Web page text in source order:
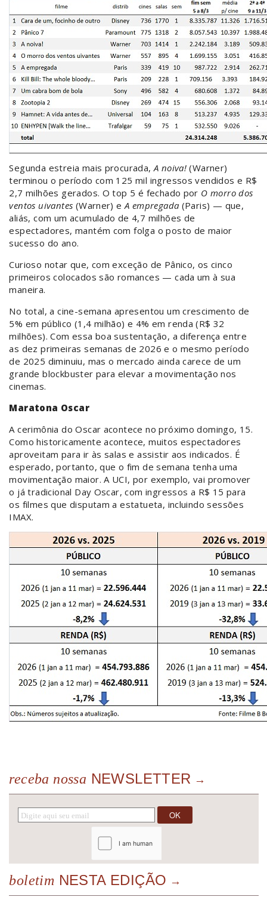
Segunda estreia mais procurada,A noiva!(Warner)
terminou o período com 125 mil ingressos vendidos e R$
2,7 milhões gerados. O top 5 é fechado por O morro dos
ventos uivantes (Warner) eA empregada (Paris) — que,
aliás, com um acumulado de 4,7 milhões de
espectadores, mantém com folga o posto de maior
sucesso do ano.
Curioso notar que, com exceção de Pânico, os cinco
primeiros colocados são romances — cada um à sua
maneira.
No total, a cine-semana apresentou um crescimento de
5% em público (1,4 milhão) e 4% em renda (R$ 32
milhões). Com essa boa sustentação, a diferença entre
as dez primeiras semanas de 2026 e o mesmo período
de 2025 diminuiu, mas o mercado ainda carece de um
grande blockbuster para elevar a movimentação nos
cinemas.
Maratona Oscar
A cerimônia do Oscar acontece no próximo domingo, 15.
Como historicamente acontece, muitos espectadores
aproveitam para ir às salas e assistir aos indicados. É
esperado, portanto, que o fim de semana tenha uma
movimentação maior. A UCI, por exemplo, vai promover
o já tradicional Day Oscar, com ingressos a R$ 15 para
os filmes que disputam a estatueta, incluindo sessões
IMAX.
receba nossa NEWSLETTER
boletim NESTA EDIÇÃO